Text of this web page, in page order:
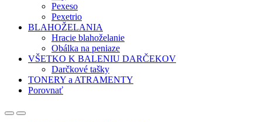
Pexeso
Pexetrio
BLAHOŽELANIA
Hracie blahoželanie
Obálka na peniaze
VŠETKO K BALENIU DARČEKOV
Darčkové tašky
TONERY a ATRAMENTY
Porovnať
OpenClose